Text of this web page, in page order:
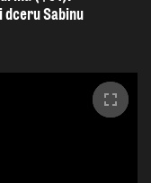
dceru Sabinu